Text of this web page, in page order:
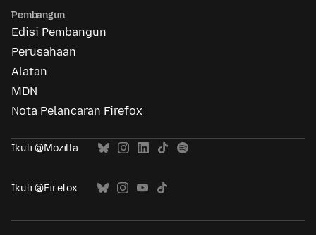
Pembangun
Edisi Pembangun
Perusahaan
Alatan
MDN
Nota Pelancaran Firefox
Ikuti @Mozilla
Ikuti @Firefox